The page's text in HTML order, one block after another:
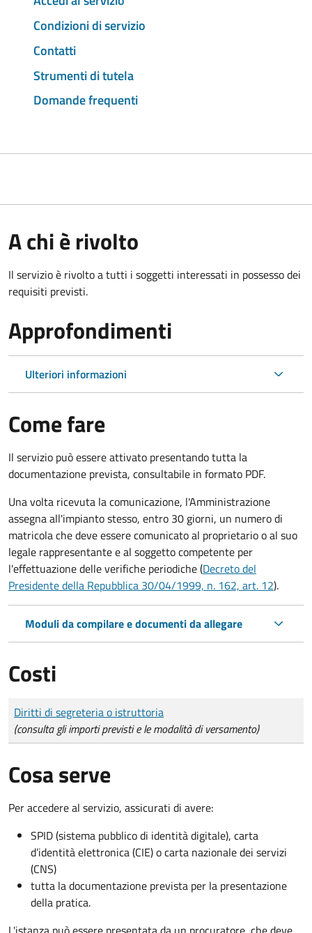
Condizioni di servizio
Contatti
Strumenti di tutela
Domande frequenti
A chi è rivolto
Il servizio è rivolto a tutti i soggetti interessati in possesso dei
requisiti previsti.
Approfondimenti
Ulteriori informazioni
Come fare
Il servizio può essere attivato presentando tutta la
documentazione prevista, consultabile in formato PDF.
Una volta ricevuta la comunicazione, l'Amministrazione
assegna all'impianto stesso, entro 30 giorni, un numero di
matricola che deve essere comunicato al proprietario o al suo
legale rappresentante e al soggetto competente per
l'effettuazione delle verifiche periodiche (Decreto del
Presidente della Repubblica 30/04/1999, n. 162, art. 12).
Moduli da compilare e documenti da allegare
Costi
Tipo di pagamento
Importo
Diritti di segreteria o istruttoria
(consulta gli importi previsti e le modalità di versamento)
Cosa serve
Per accedere al servizio, assicurati di avere:
SPID (sistema pubblico di identità digitale), carta
d’identità elettronica (CIE) o carta nazionale dei servizi
(CNS)
tutta la documentazione prevista per la presentazione
della pratica.